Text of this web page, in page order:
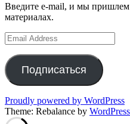
Введите e-mail, и мы
материалах.
Email
Address
Подписаться
Proudly powered by WordPress
Theme: Rebalance by